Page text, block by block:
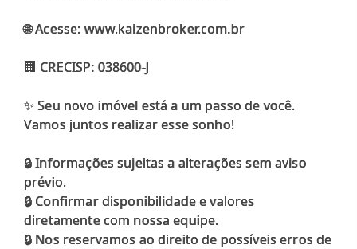
🌐 Acesse: www.kaizenbroker.com.br
🏢 CRECISP: 038600-J
✨ Seu novo imóvel está a um passo de você.
Vamos juntos realizar esse sonho!
🔒 Informações sujeitas a alterações sem aviso
prévio.
🔒 Confirmar disponibilidade e valores
diretamente com nossa equipe.
🔒 Nos reservamos ao direito de possíveis erros de